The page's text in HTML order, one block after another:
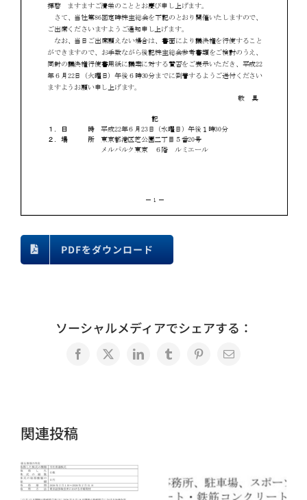
PDFをダウンロード
ソーシャルメディアでシェアする：
Facebook
X LinkedInTumblrPinterest
電
関連投稿